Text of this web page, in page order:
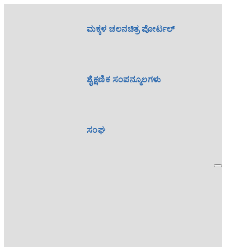
ಮಕ್ಕಳ ಚಲನಚಿತ್ರ ಪೋರ್ಟಲ್
ಶೈಕ್ಷಣಿಕ ಸಂಪನ್ಮೂಲಗಳು
ಸಂಘ